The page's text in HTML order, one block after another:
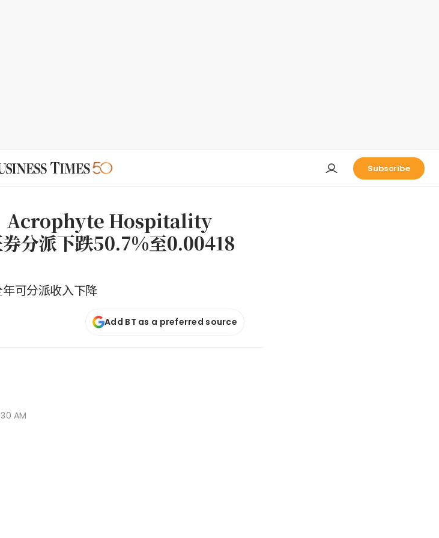
Subscribe
Acrophyte Hospitality
分派下跌50.7%至0.00418
可分派收入下降
Add BT as a preferred source
AM